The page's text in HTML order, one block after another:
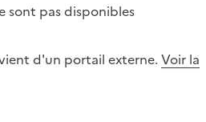
sont pas disponibles
d'un portail externe. Voir la